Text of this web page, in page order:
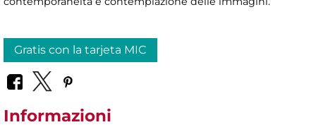
Gratis con la tarjeta MIC
Informazioni